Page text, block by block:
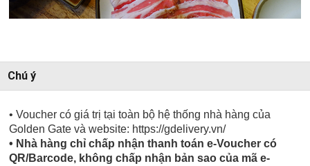
Chú ý
• Voucher có giá trị tại toàn bộ hệ thống nhà hàng của
Golden Gate và website: https://gdelivery.vn/
• Nhà hàng chỉ chấp nhận thanh toán e-Voucher có
QR/Barcode, không chấp nhận bản sao của mã e-